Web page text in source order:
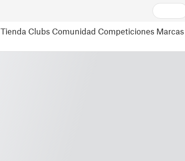
Tienda Clubs Comunidad Competiciones Marcas